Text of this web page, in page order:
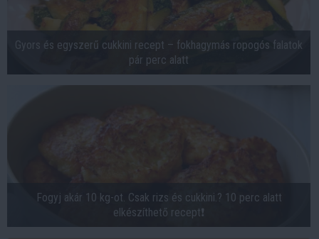
Gyors és egyszerű cukkini recept – fokhagymás ropogós falatok
pár perc alatt
Fogyj akár 10 kg-ot. Csak rizs és cukkini.? 10 perc alatt
elkészíthető recept❗